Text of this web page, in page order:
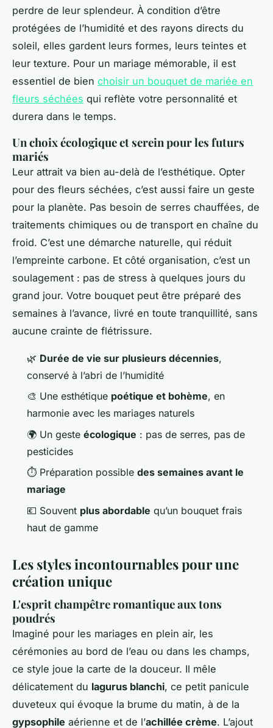
perdre de leur splendeur. À condition d’être
protégées de l’humidité et des rayons directs du
soleil, elles gardent leurs formes, leurs teintes et
leur texture. Pour un mariage mémorable, il est
essentiel de bien choisir un bouquet de mariée en
fleurs séchées qui reflète votre personnalité et
durera dans le temps.
Un choix écologique et serein pour les futurs
mariés
Leur attrait va bien au-delà de l’esthétique. Opter
pour des fleurs séchées, c’est aussi faire un geste
pour la planète. Pas besoin de serres chauffées, de
traitements chimiques ou de transport en chaîne du
froid. C’est une démarche naturelle, qui réduit
l’empreinte carbone. Et côté organisation, c’est un
soulagement : pas de stress à quelques jours du
grand jour. Votre bouquet peut être préparé des
semaines à l’avance, livré en toute tranquillité, sans
aucune crainte de flétrissure.
🌿 Durée de vie sur plusieurs décennies,
conservé à l’abri de l’humidité
🎨 Une esthétique poétique et bohème, en
harmonie avec les mariages naturels
🌍 Un geste écologique : pas de serres, pas de
pesticides
⏱️ Préparation possible des semaines avant le
mariage
💶 Souvent plus abordable qu’un bouquet frais
haut de gamme
Les styles incontournables pour une
création unique
L'esprit champêtre romantique aux tons
poudrés
Imaginé pour les mariages en plein air, les
cérémonies au bord de l’eau ou dans les champs,
ce style joue la carte de la douceur. Il mêle
délicatement du lagurus blanchi, ce petit panicule
duveteux qui évoque la brume du matin, à de la
gypsophile aérienne et de l’achillée crème. L’ajout